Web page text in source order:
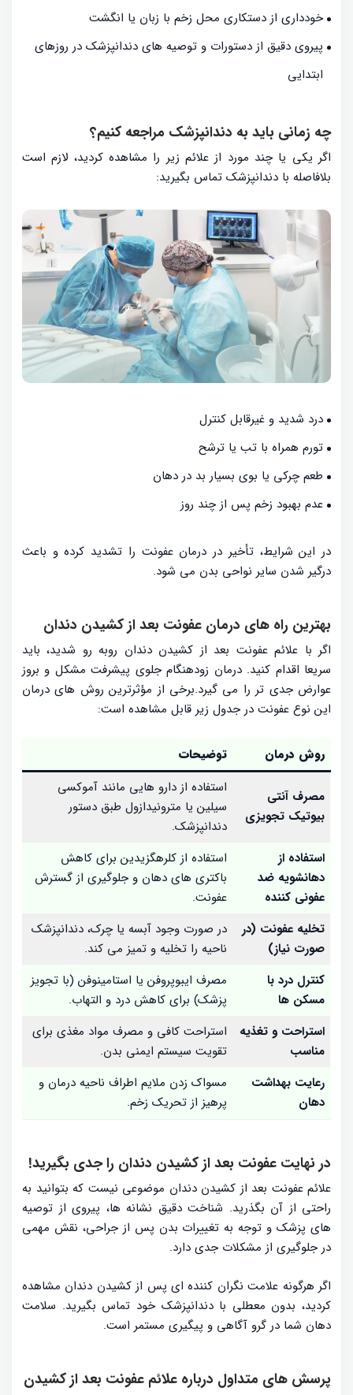
خودداری از دستکاری محل زخم با زبان یا انگشت
پیروی دقیق از دستورات و توصیه های دندانپزشک در روزهای
ابتدایی
چه زمانی باید به دندانپزشک مراجعه کنیم؟
اگر یکی یا چند مورد از علائم زیر را مشاهده کردید، لازم است
بلافاصله با دندانپزشک تماس بگیرید:
درد شدید و غیرقابل کنترل
تورم همراه با تب یا ترشح
طعم چرکی یا بوی بسیار بد در دهان
عدم بهبود زخم پس از چند روز
در این شرایط، تأخیر در درمان عفونت را تشدید کرده و باعث
درگیر شدن سایر نواحی بدن می شود.
بهترین راه های درمان عفونت بعد از کشیدن دندان
اگر با علائم عفونت بعد از کشیدن دندان روبه رو شدید، باید
سریعا اقدام کنید. درمان زودهنگام جلوی پیشرفت مشکل و بروز
عوارض جدی تر را می گیرد.برخی از مؤثرترین روش های درمان
این نوع عفونت در جدول زیر قابل مشاهده است:
روش درمان توضیحات
مصرف آنتی‌
بیوتیک تجویزی
استفاده از دارو هایی مانند آموکسی‌
سیلین یا مترونیدازول طبق دستور
دندانپزشک.
استفاده از
دهانشویه ضد
عفونی‌ کننده
استفاده از کلرهگزیدین برای کاهش
باکتری‌ های دهان و جلوگیری از گسترش
عفونت.
تخلیه عفونت (در
صورت نیاز)
در صورت وجود آبسه یا چرک، دندانپزشک
ناحیه را تخلیه و تمیز می‌ کند.
کنترل درد با
مسکن‌ ها
مصرف ایبوپروفن یا استامینوفن (با تجویز
پزشک) برای کاهش درد و التهاب.
استراحت و تغذیه
مناسب
استراحت کافی و مصرف مواد مغذی برای
تقویت سیستم ایمنی بدن.
رعایت بهداشت
دهان
مسواک زدن ملایم اطراف ناحیه درمان و
پرهیز از تحریک زخم.
در نهایت عفونت بعد از کشیدن دندان را جدی بگیرید!
علائم عفونت بعد از کشیدن دندان موضوعی نیست که بتوانید به
راحتی از آن بگذرید. شناخت دقیق نشانه ها، پیروی از توصیه
های پزشک و توجه به تغییرات بدن پس از جراحی، نقش مهمی
در جلوگیری از مشکلات جدی دارد.
اگر هرگونه علامت نگران کننده ای پس از کشیدن دندان مشاهده
کردید، بدون معطلی با دندانپزشک خود تماس بگیرید. سلامت
دهان شما در گرو آگاهی و پیگیری مستمر است.
پرسش های متداول درباره علائم عفونت بعد از کشیدن